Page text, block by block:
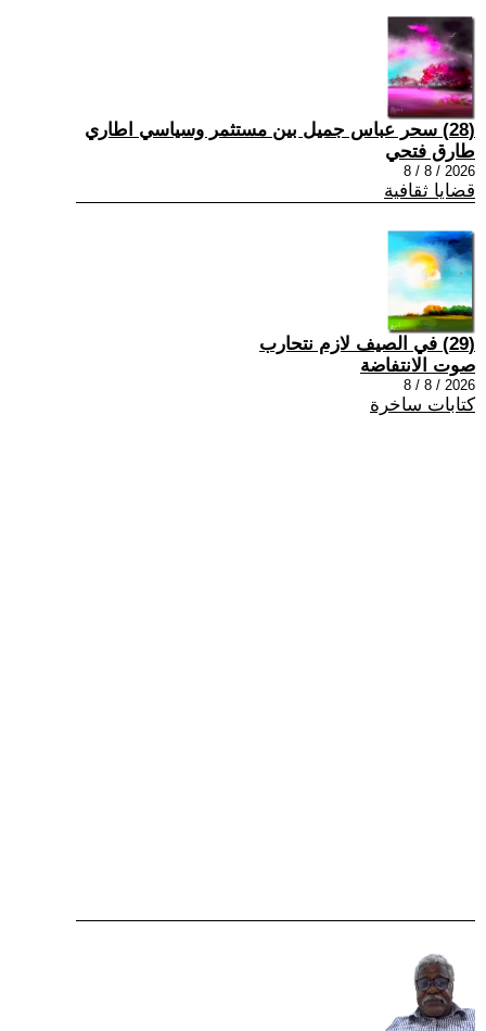
(28) سحر عباس جميل بين مستثمر وسياسي اطاري
طارق فتحي
2026 / 8 / 8
قضايا ثقافية
(29) في الصيف لازم نتحارب
صوت الانتفاضة
2026 / 8 / 8
كتابات ساخرة